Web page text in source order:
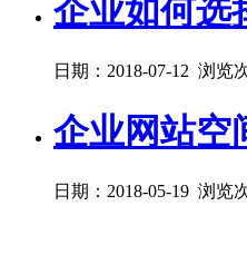
企业如何选
日期：2018-07-12 浏览
企业网站空
日期：2018-05-19 浏览